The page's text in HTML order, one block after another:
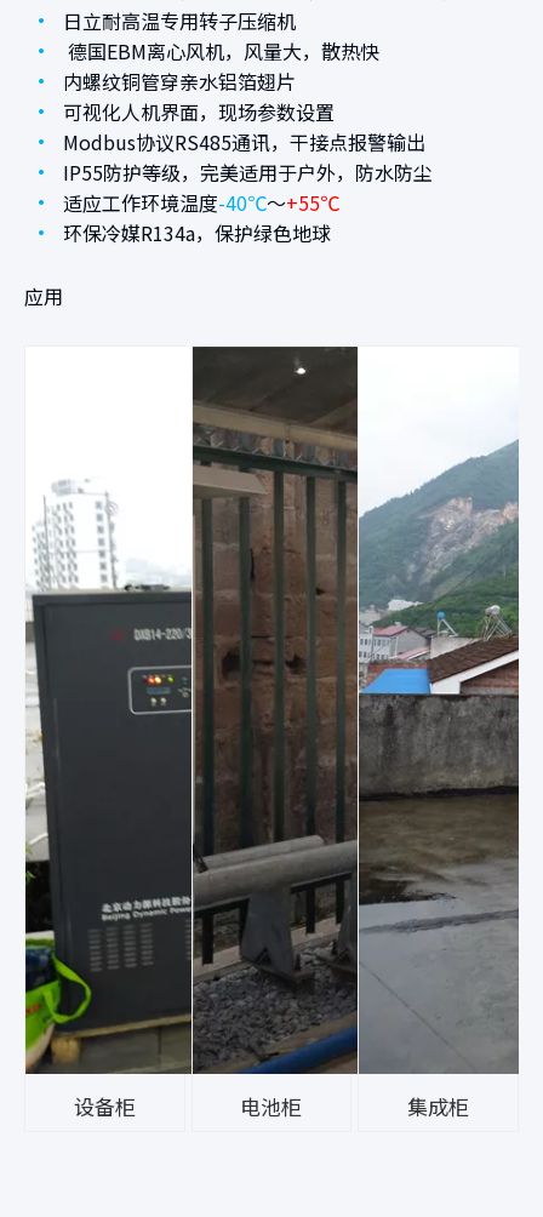
• 日立耐高温专用转子压缩机
• 德国EBM离心风机，风量大，散热快
• 内螺纹铜管穿亲水铝箔翅片
• 可视化人机界面，现场参数设置
• Modbus协议RS485通讯，干接点报警输出
• IP55防护等级，完美适用于户外，防水防尘
• 适应工作环境温度-40℃～+55℃
• 环保冷媒R134a，保护绿色地球
应用
设备柜 电池柜 集成柜